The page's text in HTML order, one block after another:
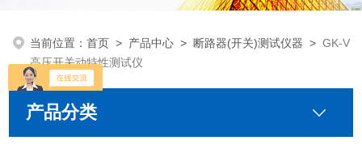
当前位置：首页 > 产品中心 > 断路器(开关)测试仪器 >GK-V
高压开关动特性测试仪
产品分类